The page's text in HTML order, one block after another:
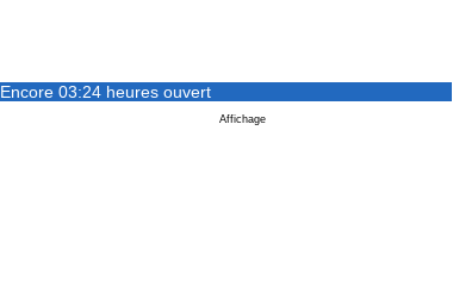
Encore 03:24 heures ouvert
Affichage